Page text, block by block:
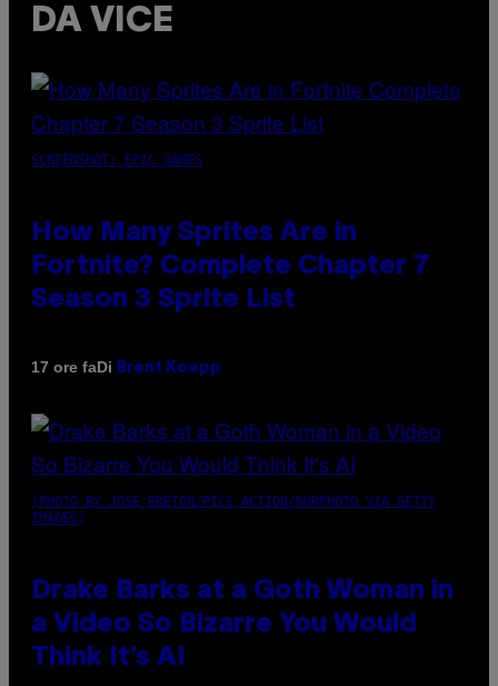
DA VICE
SCREENSHOT: EPIC GAMES
How Many Sprites Are in
Fortnite? Complete Chapter 7
Season 3 Sprite List
17 ore faDi Brent Koepp
(PHOTO BY JOSE BRETON/PICS ACTION/NURPHOTO VIA GETTY
IMAGES)
Drake Barks at a Goth Woman in
a Video So Bizarre You Would
Think It’s AI